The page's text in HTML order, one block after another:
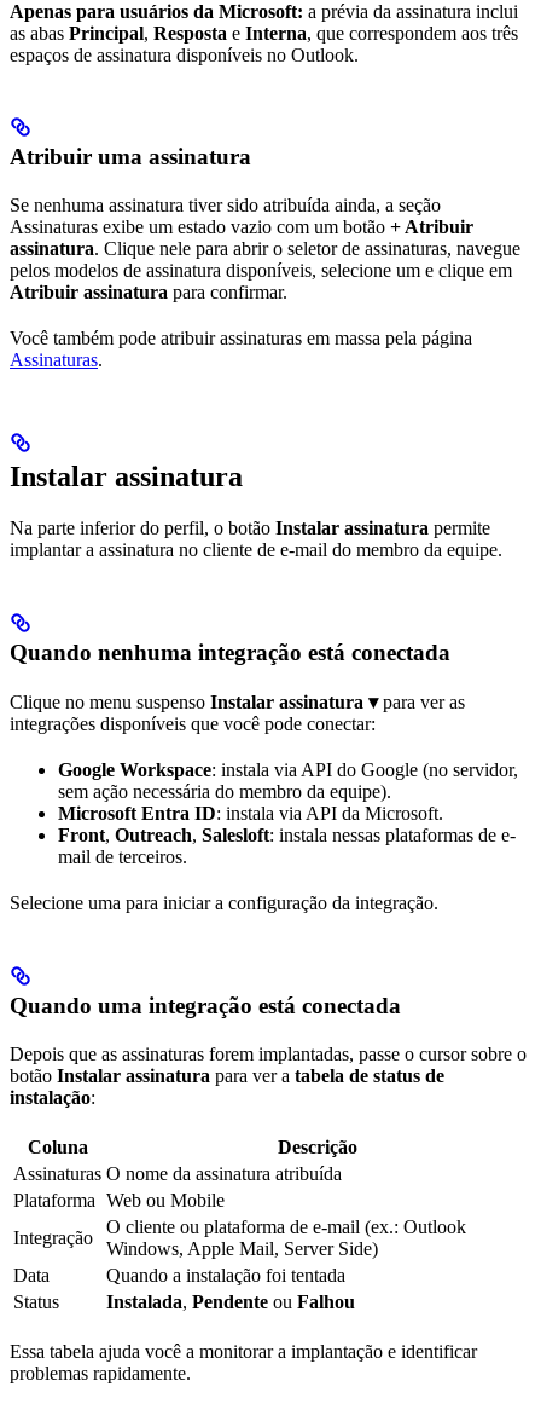
Apenas para usuários da Microsoft: a prévia da assinatura inclui
as abas Principal, Resposta e Interna, que correspondem aos três
espaços de assinatura disponíveis no Outlook.
Atribuir uma assinatura
Se nenhuma assinatura tiver sido atribuída ainda, a seção
Assinaturas exibe um estado vazio com um botão + Atribuir
assinatura. Clique nele para abrir o seletor de assinaturas, navegue
pelos modelos de assinatura disponíveis, selecione um e clique em
Atribuir assinatura para confirmar.
Você também pode atribuir assinaturas em massa pela página
Assinaturas.
Instalar assinatura
Na parte inferior do perfil, o botão Instalar assinatura permite
implantar a assinatura no cliente de e-mail do membro da equipe.
Quando nenhuma integração está conectada
Clique no menu suspenso Instalar assinatura ▾para ver as
integrações disponíveis que você pode conectar:
Google Workspace: instala via API do Google (no servidor,
sem ação necessária do membro da equipe).
Microsoft Entra ID: instala via API da Microsoft.
Front, Outreach, Salesloft: instala nessas plataformas de e-
mail de terceiros.
Selecione uma para iniciar a configuração da integração.
Quando uma integração está conectada
Depois que as assinaturas forem implantadas, passe o cursor sobre o
botão Instalar assinatura para ver a tabela de status de
instalação:
Coluna
Descrição
Assinaturas O nome da assinatura atribuída
Plataforma Web ou Mobile
Integração
O cliente ou plataforma de e-mail (ex.: Outlook
Windows, Apple Mail, Server Side)
Data
Quando a instalação foi tentada
Status
Instalada, Pendente ou Falhou
Essa tabela ajuda você a monitorar a implantação e identificar
problemas rapidamente.